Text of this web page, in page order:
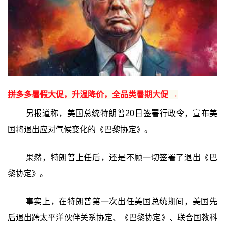
拼多多暑假大促，升温降价，全品类暑期大促 →
另报道称，美国总统特朗普20日签署行政令，宣布美
国将退出应对气候变化的《巴黎协定》。
果然，特朗普上任后，还是不顾一切签署了退出《巴
黎协定》。
事实上，在特朗普第一次出任美国总统期间，美国先
后退出跨太平洋伙伴关系协定、《巴黎协定》、联合国教科